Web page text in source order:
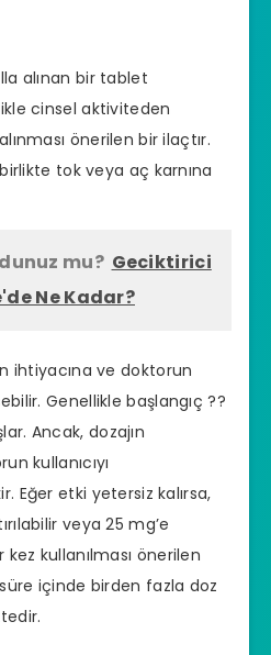
alınan bir tablet
cinsel aktiviteden
önerilen bir ilaçtır.
tok veya aç karnına
mu? Geciktirici
Ne Kadar?
ihtiyacına ve doktorun
Genellikle başlangıç ??
Ancak, dozajın
kullanıcıyı
Eğer etki yetersiz kalırsa,
veya 25 mg’e
kullanılması önerilen
içinde birden fazla doz